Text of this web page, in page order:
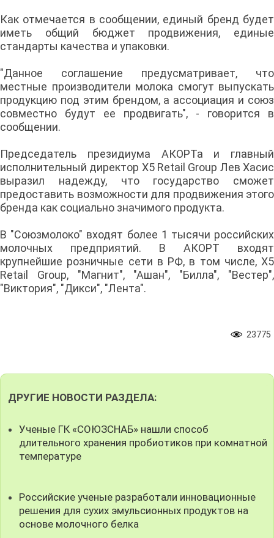
Как отмечается в сообщении, единый бренд будет
иметь общий бюджет продвижения, единые
стандарты качества и упаковки.
"Данное соглашение предусматривает, что
местные производители молока смогут выпускать
продукцию под этим брендом, а ассоциация и союз
совместно будут ее продвигать", - говорится в
сообщении.
Председатель президиума АКОРТа и главный
исполнительный директор X5 Retail Group Лев Хасис
выразил надежду, что государство сможет
предоставить возможности для продвижения этого
бренда как социально значимого продукта.
В "Союзмолоко" входят более 1 тысячи российских
молочных предприятий. В АКОРТ входят
крупнейшие розничные сети в РФ, в том числе, Х5
Retail Group, "Магнит", "Ашан", "Билла", "Вестер",
"Виктория", "Дикси", "Лента".
23775
ДРУГИЕ НОВОСТИ РАЗДЕЛА:
Ученые ГК «СОЮЗСНАБ» нашли способ
длительного хранения пробиотиков при комнатной
температуре
Российские ученые разработали инновационные
решения для сухих эмульсионных продуктов на
основе молочного белка